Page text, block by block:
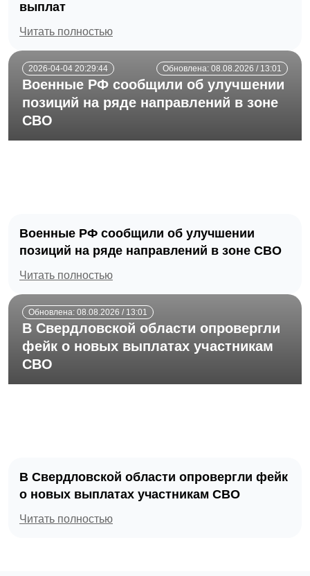
выплат
Читать полностью
2026-04-04 20:29:44 Обновлена: 08.08.2026 / 13:01
Военные РФ сообщили об улучшении
позиций на ряде направлений в зоне
СВО
Военные РФ сообщили об улучшении
позиций на ряде направлений в зоне СВО
Читать полностью
Обновлена: 08.08.2026 / 13:01
В Свердловской области опровергли
фейк о новых выплатах участникам
СВО
В Свердловской области опровергли фейк
о новых выплатах участникам СВО
Читать полностью